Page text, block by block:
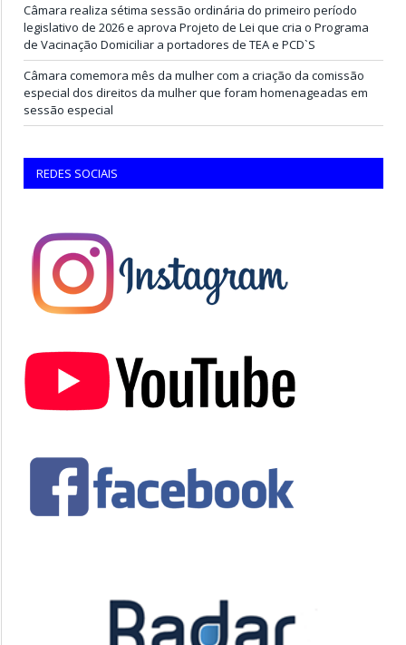
Câmara realiza sétima sessão ordinária do primeiro período
legislativo de 2026 e aprova Projeto de Lei que cria o Programa
de Vacinação Domiciliar a portadores de TEA e PCD`S
Câmara comemora mês da mulher com a criação da comissão
especial dos direitos da mulher que foram homenageadas em
sessão especial
REDES SOCIAIS